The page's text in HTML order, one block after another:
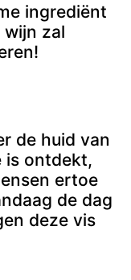
ingrediënt
wijn zal
de huid van
is ontdekt,
ertoe
de dag
deze vis